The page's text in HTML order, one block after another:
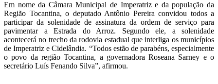
Em nome da Câmara Municipal de Imperatriz e da população da
Região Tocantina, o deputado Antônio Pereira convidou todos a
participar da solenidade de assinatura da ordem de serviço para
pavimentar a Estrada do Arroz. Segundo ele, a solenidade
acontecerá no trecho da rodovia estadual que interliga os municípios
de Imperatriz e Cidelândia. “Todos estão de parabéns, especialmente
o povo da região Tocantina, a governadora Roseana Sarney e o
secretário Luís Fenando Silva”, afirmou.